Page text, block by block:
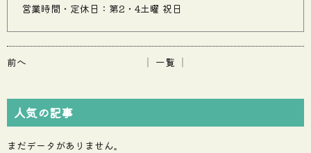
営業時間・定休日：第2・4土曜 祝日
前へ │ 一覧 │
人気の記事
まだデータがありません。